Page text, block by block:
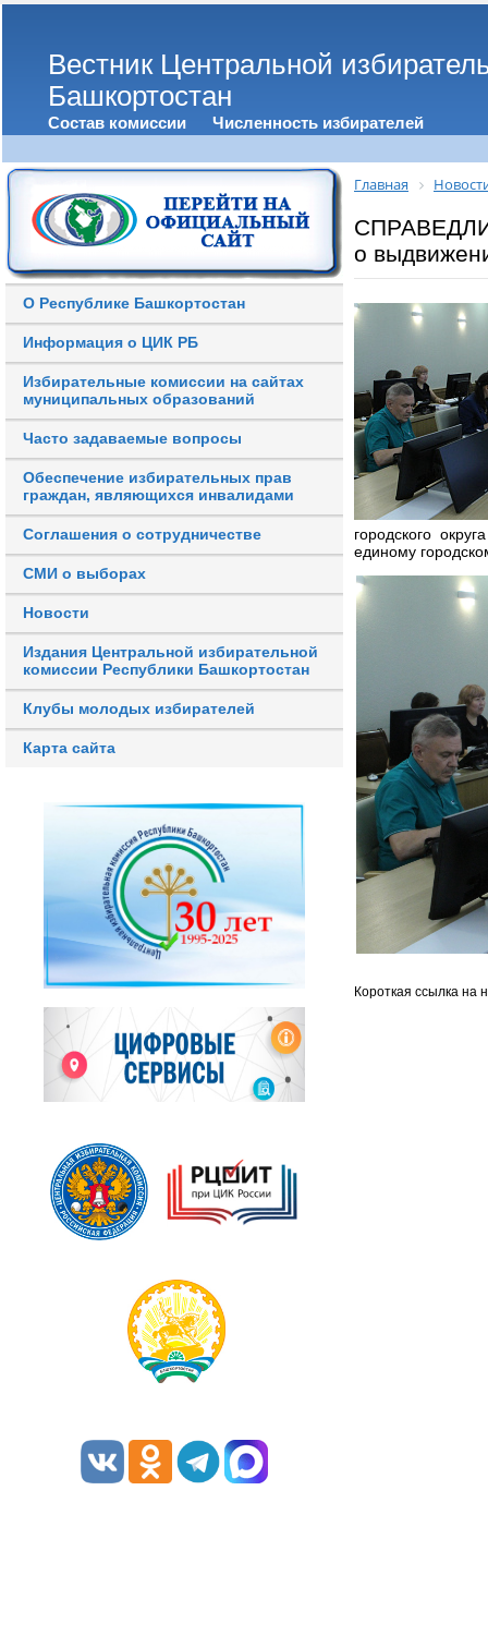
Вестник Центральной
Башкортостан
Состав комиссии Численность избирателей
О Республике Башкортостан
Информация о ЦИК РБ
Избирательные комиссии на сайтах
муниципальных образований
Часто задаваемые вопросы
Обеспечение избирательных прав
граждан, являющихся инвалидами
Соглашения о сотрудничестве
СМИ о выборах
Новости
Издания Центральной избирательной
комиссии Республики Башкортостан
Клубы молодых избирателей
Карта сайта
Главная
о
городского
единому
Короткая ссылка на